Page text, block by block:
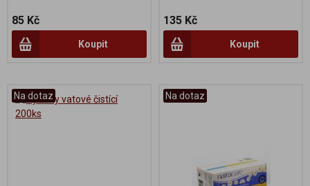
85 Kč
Koupit
135 Kč
Koupit
Na dotaz Na dotaz